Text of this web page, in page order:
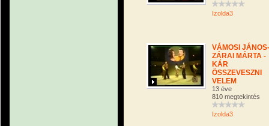
Izolda3
VÁMOSI JÁNOS-
ZÁRAI MÁRTA -
KÁR
ÖSSZEVESZNI
VELEM
13 éve
810 megtekintés
Izolda3